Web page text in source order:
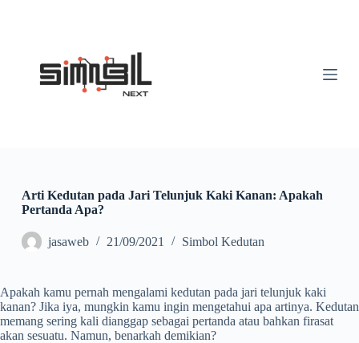
Arti Kedutan pada Jari Telunjuk Kaki Kanan: Apakah
Pertanda Apa?
jasaweb 21/09/2021 Simbol Kedutan
Apakah kamu pernah mengalami kedutan pada jari telunjuk kaki
kanan? Jika iya, mungkin kamu ingin mengetahui apa artinya. Kedutan
memang sering kali dianggap sebagai pertanda atau bahkan firasat
akan sesuatu. Namun, benarkah demikian?